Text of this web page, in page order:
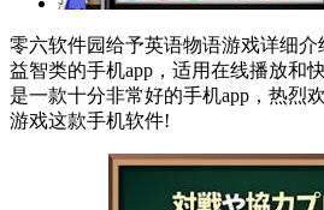
零六软件园给予英语物语游戏详细
益智类的手机app，适用在线播放和
是一款十分非常好的手机app，热烈
游戏这款手机软件!